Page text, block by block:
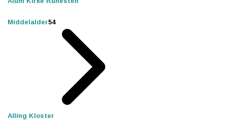
Middelalder54
Alling Kloster